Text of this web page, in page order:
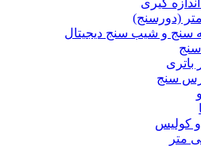
(دورسنج)
سنج و شیب سنج دیجیتال
باتری
سنج
کولیس
متر